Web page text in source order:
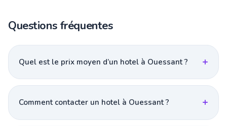
Questions fréquentes
Quel est le prix moyen d’un hotel à Ouessant ?
Comment contacter un hotel à Ouessant ?